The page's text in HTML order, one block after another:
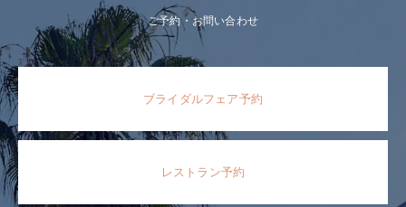
ご予約・お問い合わせ
ブライダルフェア予約
レストラン予約